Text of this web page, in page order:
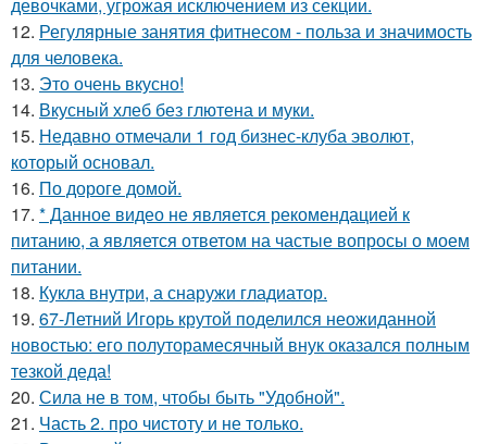
девочками, угрожая исключением из секции.
12. Регулярные занятия фитнесом - польза и значимость
для человека.
13. Это очень вкусно!
14. Вкусный хлеб без глютена и муки.
15. Недавно отмечали 1 год бизнес-клуба эволют,
который основал.
16. По дороге домой.
17. * Данное видео не является рекомендацией к
питанию, а является ответом на частые вопросы о моем
питании.
18. Кукла внутри, а снаружи гладиатор.
19. 67-Летний Игорь крутой поделился неожиданной
новостью: его полуторамесячный внук оказался полным
тезкой деда!
20. Сила не в том, чтобы быть "Удобной".
21. Часть 2. про чистоту и не только.